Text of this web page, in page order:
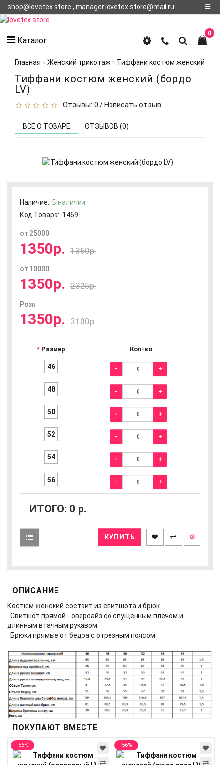
shop@lovetex.store , manager.lovetex.store@mail.ru
О НАС
Каталог
0
Главная Женский трикотаж Тиффани костюм женский
Тиффани костюм женский (бордо
LV)
Отзывы: 0 /Написать отзыв
ВСЕ О ТОВАРЕ ОТЗЫВОВ (0)
Наличие: В наличии
Код Товара: 1469
от 25000
1350р. 1350р.
от 10000
1350р. 2325р.
Розн
1350р. 3100р.
Размер Кол-во
46 - +
48 - +
50 - +
52 - +
54 - +
56 - +
ИТОГО: 0 р.
КУПИТЬ
ОПИСАНИЕ
Костюм женский состоит из свитшота и брюк.
Свитшот прямой - оверсайз со спущенным плечом и
длинным втачным рукавом.
Брюки прямые от бедра с отрезным поясом
ПОКУПАЮТ ВМЕСТЕ
-56% -56%